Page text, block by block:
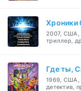
Хроники
2007, США,
триллер,
Где ты,
1969, США,
детектив,